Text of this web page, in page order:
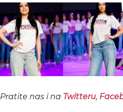
Pratite nas i na Twitteru,